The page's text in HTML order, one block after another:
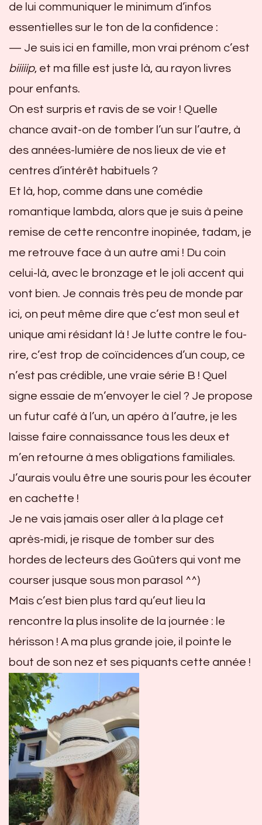
de lui communiquer le minimum d’infos
essentielles sur le ton de la confidence :
— Je suis ici en famille, mon vrai prénom c’est
biiiiip, et ma fille est juste là, au rayon livres
pour enfants.
On est surpris et ravis de se voir ! Quelle
chance avait-on de tomber l’un sur l’autre, à
des années-lumière de nos lieux de vie et
centres d’intérêt habituels ?
Et là, hop, comme dans une comédie
romantique lambda, alors que je suis à peine
remise de cette rencontre inopinée, tadam, je
me retrouve face à un autre ami ! Du coin
celui-là, avec le bronzage et le joli accent qui
vont bien. Je connais très peu de monde par
ici, on peut même dire que c’est mon seul et
unique ami résidant là ! Je lutte contre le fou-
rire, c’est trop de coïncidences d’un coup, ce
n’est pas crédible, une vraie série B ! Quel
signe essaie de m’envoyer le ciel ? Je propose
un futur café à l’un, un apéro à l’autre, je les
laisse faire connaissance tous les deux et
m’en retourne à mes obligations familiales.
J’aurais voulu être une souris pour les écouter
en cachette !
Je ne vais jamais oser aller à la plage cet
après-midi, je risque de tomber sur des
hordes de lecteurs des Goûters qui vont me
courser jusque sous mon parasol ^^)
Mais c’est bien plus tard qu’eut lieu la
rencontre la plus insolite de la journée : le
hérisson ! A ma plus grande joie, il pointe le
bout de son nez et ses piquants cette année !